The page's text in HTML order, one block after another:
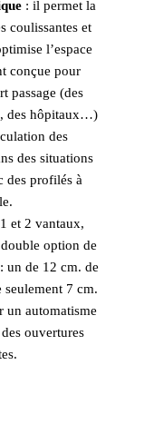
: il permet la
coulissantes et
l’espace
conçue pour
passage (des
des hôpitaux…)
des
des situations
des profilés à
et 2 vantaux,
option de
un de 12 cm. de
seulement 7 cm.
un automatisme
ouvertures